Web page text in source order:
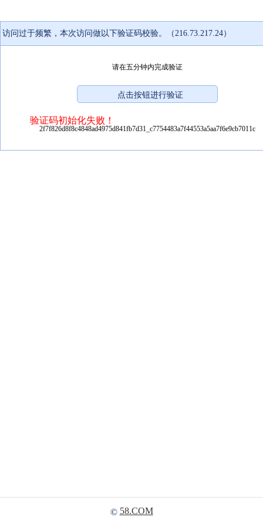
访问过于频繁，本次访问做以下验证码校验。（216.73.217.24）
请在五分钟内完成验证
验证码初始化失败！
2f7f826d8f8c4848ad4975d841fb7d31_c7754483a7f44553a5aa7f6e9cb7011c
© 58.COM